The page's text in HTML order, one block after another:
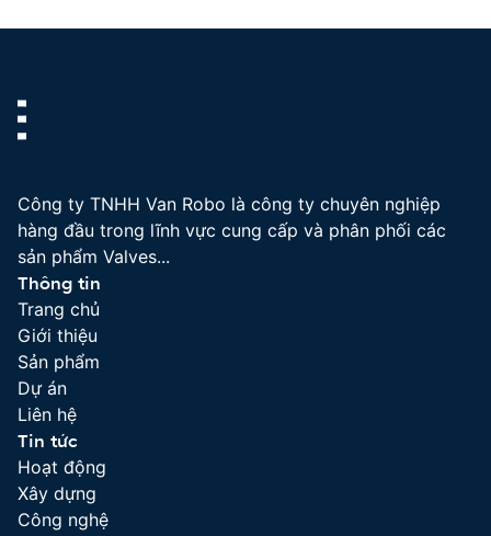
Công ty TNHH Van Robo là công ty chuyên nghiệp
hàng đầu trong lĩnh vực cung cấp và phân phối các
sản phẩm Valves...
Thông tin
Trang chủ
Giới thiệu
Sản phẩm
Dự án
Liên hệ
Tin tức
Hoạt động
Xây dựng
Công nghệ